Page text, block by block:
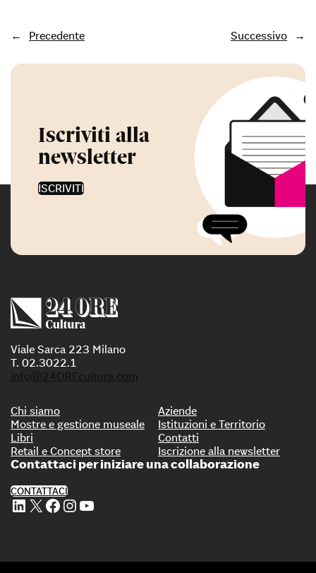
← Precedente Successivo →
Iscriviti alla
newsletter
ISCRIVITI
Viale Sarca 223 Milano
T. 02.3022.1
info@24OREcultura.com
Chi siamo
Mostre e gestione museale
Libri
Retail e Concept store
Aziende
Istituzioni e Territorio
Contatti
Iscrizione alla newsletter
Contattaci per iniziare una collaborazione
CONTATTACI
Profilo Linkedin di 24 ORE Cultura Profilo X di 24 ORE Cultura Profilo Facebook di 24 ORE Cultura Profilo Instagram di 24 ORE Cultura Profilo Youtube di 24 ORE Cultura